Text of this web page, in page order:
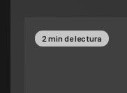
2 min de lectura